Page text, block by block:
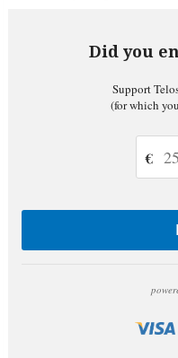
Did you
Support
(for which
€